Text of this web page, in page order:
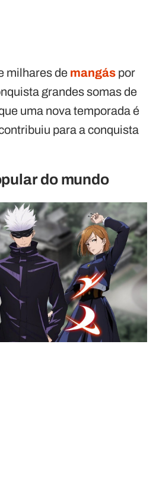
milhares de mangás por
grandes somas de
uma nova temporada é
para a conquista
do mundo